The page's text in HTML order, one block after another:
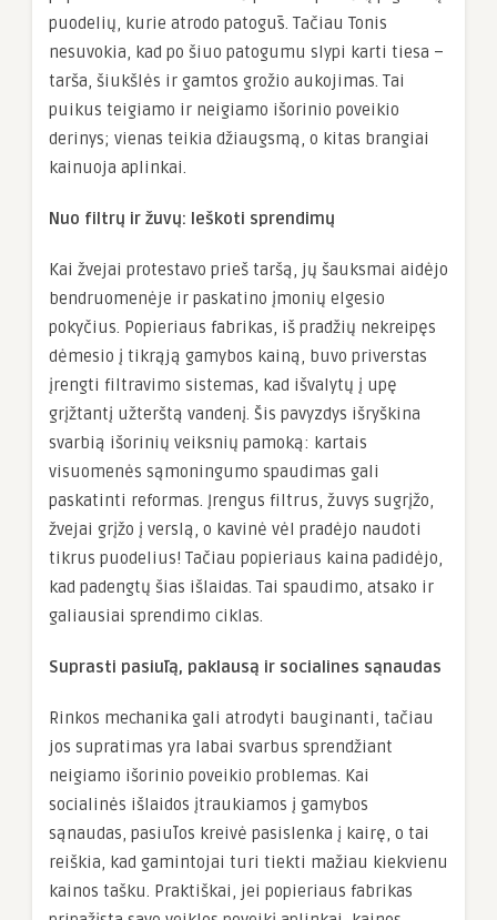
puodelių, kurie atrodo patogūs. Tačiau Tonis
nesuvokia, kad po šiuo patogumu slypi karti tiesa –
tarša, šiukšlės ir gamtos grožio aukojimas. Tai
puikus teigiamo ir neigiamo išorinio poveikio
derinys; vienas teikia džiaugsmą, o kitas brangiai
kainuoja aplinkai.
Nuo filtrų ir žuvų: Ieškoti sprendimų
Kai žvejai protestavo prieš taršą, jų šauksmai aidėjo
bendruomenėje ir paskatino įmonių elgesio
pokyčius. Popieriaus fabrikas, iš pradžių nekreipęs
dėmesio į tikrąją gamybos kainą, buvo priverstas
įrengti filtravimo sistemas, kad išvalytų į upę
grįžtantį užterštą vandenį. Šis pavyzdys išryškina
svarbią išorinių veiksnių pamoką: kartais
visuomenės sąmoningumo spaudimas gali
paskatinti reformas. Įrengus filtrus, žuvys sugrįžo,
žvejai grįžo į verslą, o kavinė vėl pradėjo naudoti
tikrus puodelius! Tačiau popieriaus kaina padidėjo,
kad padengtų šias išlaidas. Tai spaudimo, atsako ir
galiausiai sprendimo ciklas.
Suprasti pasiūlą, paklausą ir socialines sąnaudas
Rinkos mechanika gali atrodyti bauginanti, tačiau
jos supratimas yra labai svarbus sprendžiant
neigiamo išorinio poveikio problemas. Kai
socialinės išlaidos įtraukiamos į gamybos
sąnaudas, pasiūlos kreivė pasislenka į kairę, o tai
reiškia, kad gamintojai turi tiekti mažiau kiekvienu
kainos tašku. Praktiškai, jei popieriaus fabrikas